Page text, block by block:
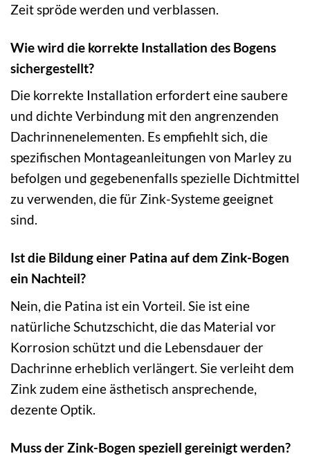
Zeit spröde werden und verblassen.
Wie wird die korrekte Installation des Bogens
sichergestellt?
Die korrekte Installation erfordert eine saubere
und dichte Verbindung mit den angrenzenden
Dachrinnenelementen. Es empfiehlt sich, die
spezifischen Montageanleitungen von Marley zu
befolgen und gegebenenfalls spezielle Dichtmittel
zu verwenden, die für Zink-Systeme geeignet
sind.
Ist die Bildung einer Patina auf dem Zink-Bogen
ein Nachteil?
Nein, die Patina ist ein Vorteil. Sie ist eine
natürliche Schutzschicht, die das Material vor
Korrosion schützt und die Lebensdauer der
Dachrinne erheblich verlängert. Sie verleiht dem
Zink zudem eine ästhetisch ansprechende,
dezente Optik.
Muss der Zink-Bogen speziell gereinigt werden?